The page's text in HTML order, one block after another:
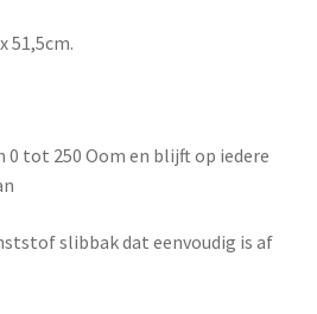
51,5cm.
0 tot 250 Oom en blijft op iedere
slibbak dat eenvoudig is af